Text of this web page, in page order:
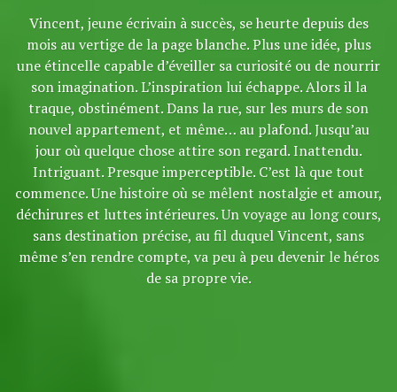
Vincent, jeune écrivain à succès, se heurte depuis des
mois au vertige de la page blanche. Plus une idée, plus
une étincelle capable d’éveiller sa curiosité ou de nourrir
son imagination. L’inspiration lui échappe. Alors il la
traque, obstinément. Dans la rue, sur les murs de son
nouvel appartement, et même… au plafond. Jusqu’au
jour où quelque chose attire son regard. Inattendu.
Intriguant. Presque imperceptible. C’est là que tout
commence. Une histoire où se mêlent nostalgie et amour,
déchirures et luttes intérieures. Un voyage au long cours,
sans destination précise, au fil duquel Vincent, sans
même s’en rendre compte, va peu à peu devenir le héros
de sa propre vie.